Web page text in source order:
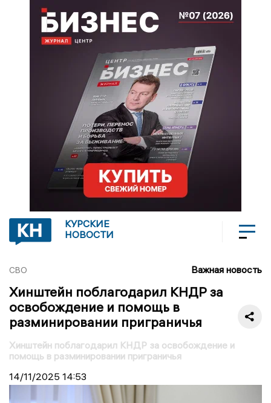
КУРСКИЕ
НОВОСТИ
СВО Важная новость
Хинштейн поблагодарил КНДР за
освобождение и помощь в
разминировании приграничья
Хинштейн поблагодарил КНДР за освобождение и
помощь в разминировании приграничья
14/11/2025 14:53